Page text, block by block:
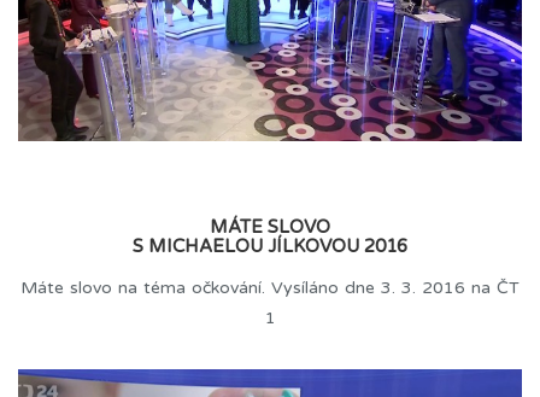
MÁTE SLOVO
S MICHAELOU JÍLKOVOU 2016
Máte slovo na téma očkování. Vysíláno dne 3. 3. 2016 na ČT
1